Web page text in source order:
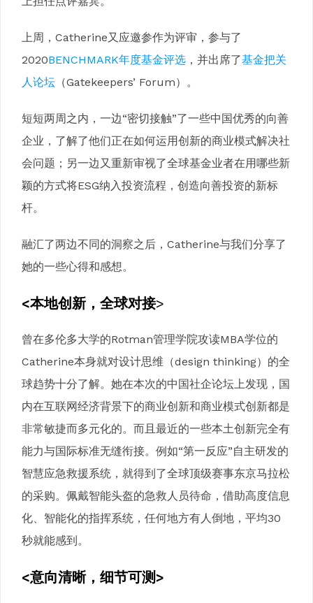
上周，Catherine又应邀参作为评审，参与了
2020BENCHMARK年度基金评选 ，并出席了基金把关
人论坛 （Gatekeepers’ Forum）。
短短两周之内，一边“密切接触”了一些中国优秀的向善
企业，了解了他们正在如何运用创新的商业模式解决社
会问题；另一边又重新审视了全球基金业者在用哪些新
颖的方式将ESG纳入投资流程，创造向善投资的新标
杆。
融汇了两边不同的洞察之后，Catherine与我们分享了
她的一些心得和感想。
<本地创新，全球对接>
曾在多伦多大学的Rotman管理学院攻读MBA学位的
Catherine本身就对设计思维（design thinking）的全
球趋势十分了解。她在本次的中国社企论坛上发现，国
内在互联网经济背景下的商业创新和商业模式创新都是
非常敏捷而多元化的。而且最近的一些本土创新完全有
能力与国际标准无缝衔接。例如“第一反应”自主研发的
智慧应急救援系统，就得到了全球顶级赛事东京马拉松
的采购。佩戴智能头盔的急救人员待命，借助高度信息
化、智能化的指挥系统，任何地方有人倒地，平均30
秒就能感到。
<意向清晰，细节可测>